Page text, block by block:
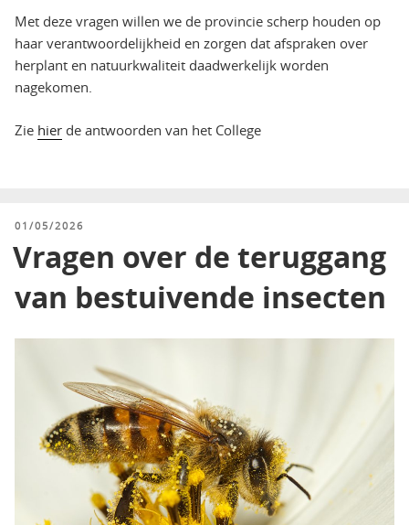
Met deze vragen willen we de provincie scherp houden op
haar verantwoordelijkheid en zorgen dat afspraken over
herplant en natuurkwaliteit daadwerkelijk worden
nagekomen.
Zie hier de antwoorden van het College
GEPLAATST
01/05/2026
Vragen over de teruggang
van bestuivende insecten